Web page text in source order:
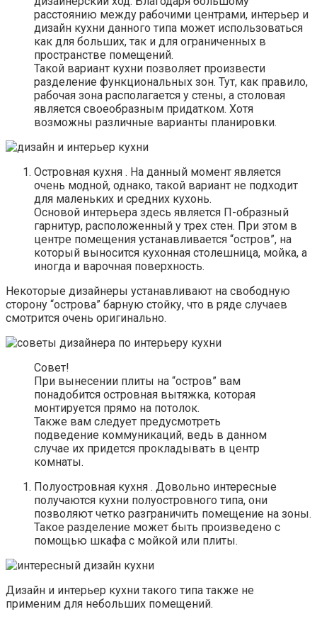
расстоянию между рабочими центрами, интерьер и
дизайн кухни данного типа может использоваться
как для больших, так и для ограниченных в
пространстве помещений.
Такой вариант кухни позволяет произвести
разделение функциональных зон. Тут, как правило,
рабочая зона располагается у стены, а столовая
является своеобразным придатком. Хотя
возможны различные варианты планировки.
Островная кухня . На данный момент является
очень модной, однако, такой вариант не подходит
для маленьких и средних кухонь.
Основой интерьера здесь является П-образный
гарнитур, расположенный у трех стен. При этом в
центре помещения устанавливается “остров”, на
который выносится кухонная столешница, мойка, а
иногда и варочная поверхность.
Некоторые дизайнеры устанавливают на свободную
сторону “острова” барную стойку, что в ряде случаев
смотрится очень оригинально.
Совет!
При вынесении плиты на “остров” вам
понадобится островная вытяжка, которая
монтируется прямо на потолок.
Также вам следует предусмотреть
подведение коммуникаций, ведь в данном
случае их придется прокладывать в центр
комнаты.
Полуостровная кухня . Довольно интересные
получаются кухни полуостровного типа, они
позволяют четко разграничить помещение на зоны.
Такое разделение может быть произведено с
помощью шкафа с мойкой или плиты.
Дизайн и интерьер кухни такого типа также не
применим для небольших помещений.